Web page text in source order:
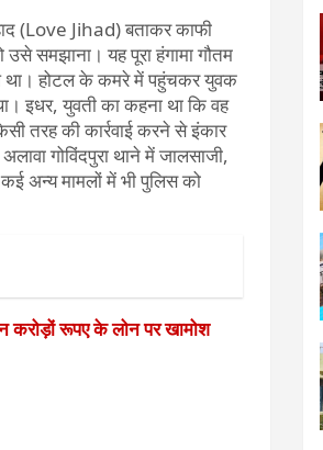
(Love Jihad) बताकर काफी
उसे समझाना। यह पूरा हंगामा गौतम
होटल के कमरे में पहुंचकर युवक
इधर, युवती का कहना था कि वह
तरह की कार्रवाई करने से इंकार
गोविंदपुरा थाने में जालसाजी,
अन्य मामलों में भी पुलिस को
करोड़ों रूपए के लोन पर खामोश